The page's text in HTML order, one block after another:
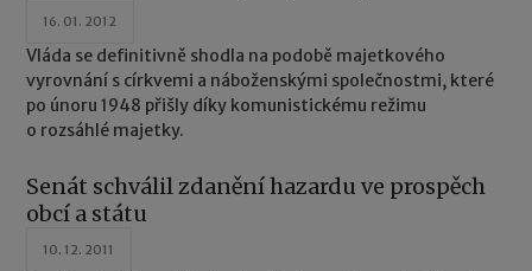
16. 01. 2012
Vláda se definitivně shodla na podobě majetkového
vyrovnání s církvemi a náboženskými společnostmi, které
po únoru 1948 přišly díky komunistickému režimu
o rozsáhlé majetky.
Senát schválil zdanění hazardu ve prospěch
obcí a státu
10. 12. 2011